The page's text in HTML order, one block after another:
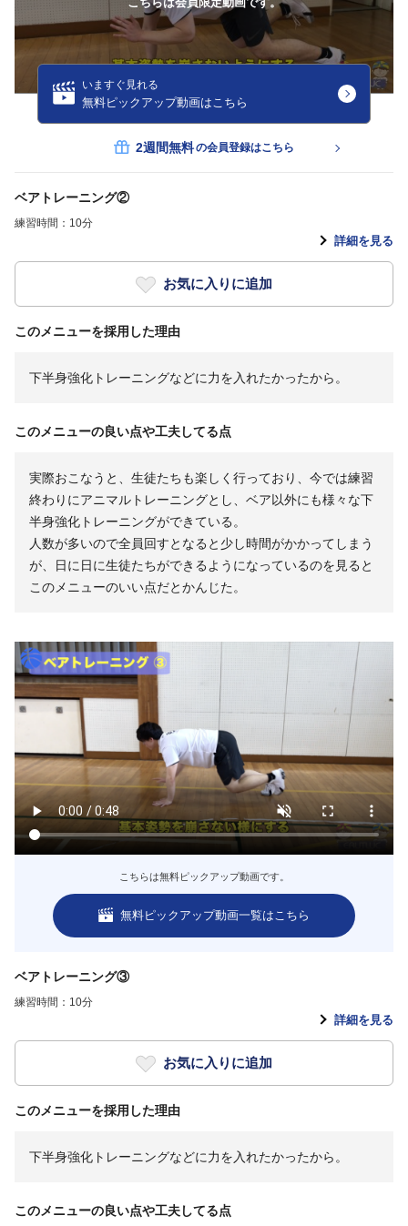
いますぐ見れる
無料ピックアップ動画はこちら
2週間無料の会員登録はこちら
ベアトレーニング②
練習時間：10分
詳細を見る
お気に入りに追加
このメニューを採用した理由
下半身強化トレーニングなどに力を入れたかったから。
このメニューの良い点や工夫してる点
実際おこなうと、生徒たちも楽しく行っており、今では練習
終わりにアニマルトレーニングとし、ベア以外にも様々な下
半身強化トレーニングができている。
人数が多いので全員回すとなると少し時間がかかってしまう
が、日に日に生徒たちができるようになっているのを見ると
このメニューのいい点だとかんじた。
こちらは無料ピックアップ動画です。
無料ピックアップ動画一覧はこちら
ベアトレーニング③
練習時間：10分
詳細を見る
お気に入りに追加
このメニューを採用した理由
下半身強化トレーニングなどに力を入れたかったから。
このメニューの良い点や工夫してる点